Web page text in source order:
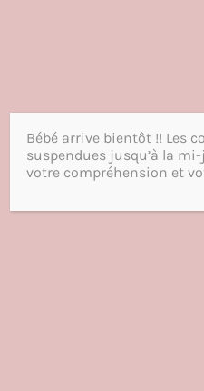
Bébé arrive bientôt !! Les
suspendues jusqu’à la
votre compréhension et